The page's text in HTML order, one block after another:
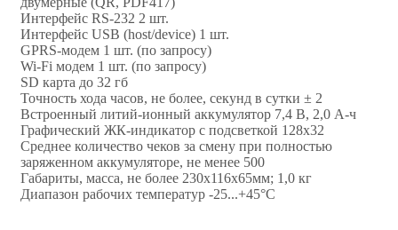
Интерфейс RS-232 2 шт.
Интерфейс USB (host/device) 1 шт.
GPRS-модем 1 шт. (по запросу)
Wi-Fi модем 1 шт. (по запросу)
SD карта до 32 гб
Точность хода часов, не более, секунд в сутки ± 2
Встроенный литий-ионный аккумулятор 7,4 В, 2,0 А-ч
Графический ЖК-индикатор с подсветкой 128х32
Среднее количество чеков за смену при полностью
заряженном аккумуляторе, не менее 500
Габариты, масса, не более 230х116х65мм; 1,0 кг
Диапазон рабочих температур -25...+45°С